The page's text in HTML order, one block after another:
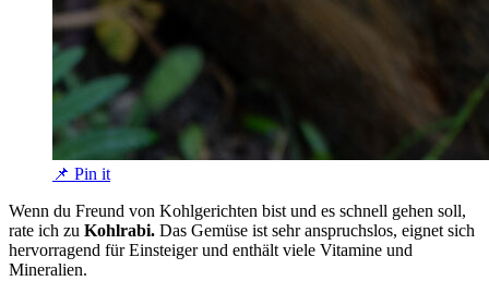
📌 Pin it
Wenn du Freund von Kohlgerichten bist und es schnell gehen soll,
rate ich zu Kohlrabi. Das Gemüse ist sehr anspruchslos, eignet sich
hervorragend für Einsteiger und enthält viele Vitamine und
Mineralien.